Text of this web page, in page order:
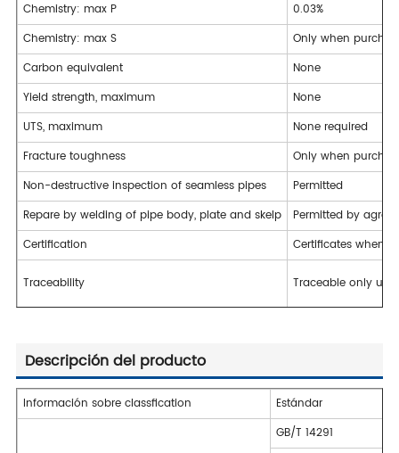
Chemistry: max P
0.03%
Chemistry: max S
Only when
Carbon equivalent
None
Yield strength, maximum
None
UTS, maximum
None required
Fracture toughness
Only when
Non-destructive inspection of seamless pipes
Permitted
Repare by welding of pipe body, plate and skelp
Permitted by
Certification
Certificates when
Traceability Traceable only
Descripción del producto
Información sobre classfication Estándar
GB/T 14291